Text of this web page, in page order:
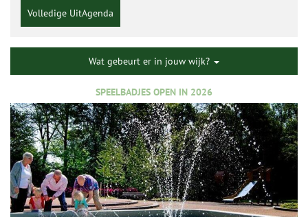
Volledige UitAgenda
Wat gebeurt er in jouw wijk?
SPEELBADJES OPEN IN 2026